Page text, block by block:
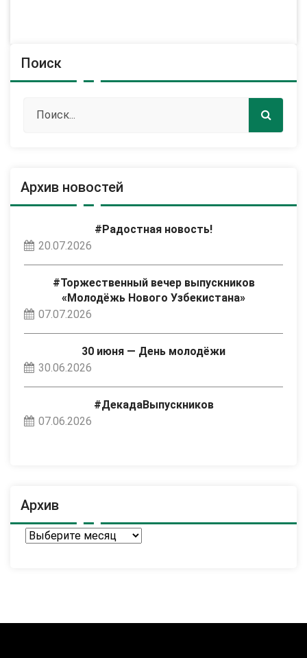
Поиск
Архив новостей
#Радостная новость!
20.07.2026
#Торжественный вечер выпускников
«Молодёжь Нового Узбекистана»
07.07.2026
30 июня — День молодёжи
30.06.2026
#ДекадаВыпускников
07.06.2026
Архив
Архив